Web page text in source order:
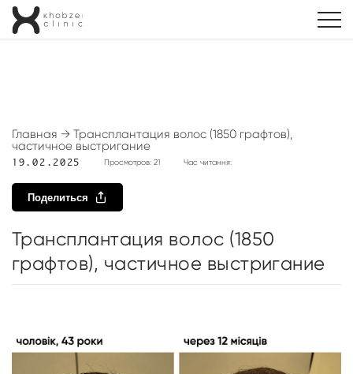
Главная → Трансплантация волос (1850 графтов),
частичное выстригание
19.02.2025 Просмотров: 21 Час читання:
Поделиться
Трансплантация волос (1850
графтов), частичное выстригание